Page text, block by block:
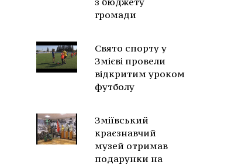
громади
Свято спорту у
Змієві провели
відкритим уроком
футболу
Зміївський
краєзнавчий
музей отримав
подарунки на